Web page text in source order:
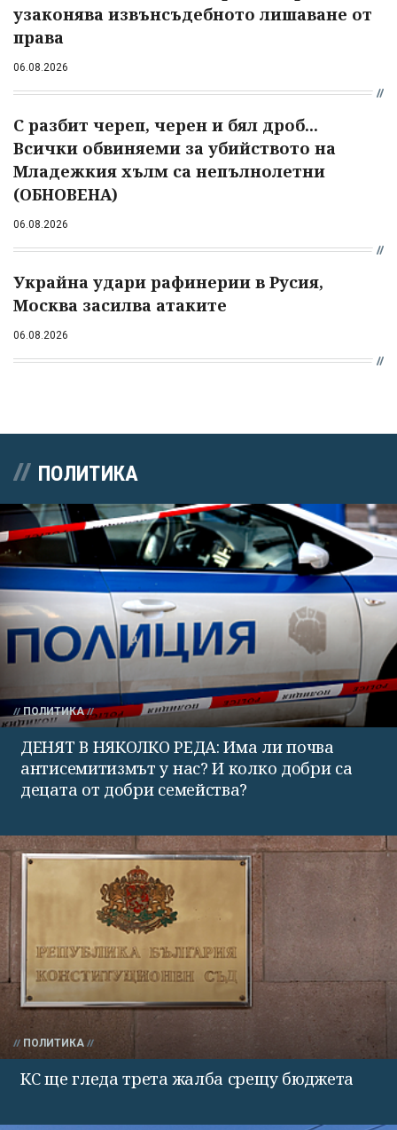
узаконява извънсъдебното лишаване от
права
06.08.2026
С разбит череп, черен и бял дроб...
Всички обвиняеми за убийството на
Младежкия хълм са непълнолетни
(ОБНОВЕНА)
06.08.2026
Украйна удари рафинерии в Русия,
Москва засилва атаките
06.08.2026
ПОЛИТИКА
ПОЛИТИКА
ДЕНЯТ В НЯКОЛКО РЕДА: Има ли почва
антисемитизмът у нас? И колко добри са
децата от добри семейства?
ПОЛИТИКА
КС ще гледа трета жалба срещу бюджета